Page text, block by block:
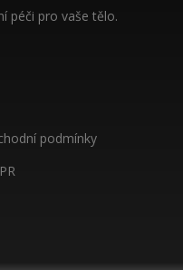
péči pro vaše tělo.
podmínky